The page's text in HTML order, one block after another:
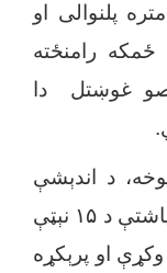
له امله د ۲۳۰۰ مترو (۷ متره پلنوالی او
ځمکه رامنځته
غوښتل دا
د اندېشې
پرمختیایي شورا د ۱۳۹۷ د وري د میاشتې د ۱۵ نېټې
او پرېکړه